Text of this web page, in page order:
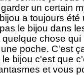
un certain
a toujours
le bijou dans
chose
poche. C'est
bijou c'est que
et vous